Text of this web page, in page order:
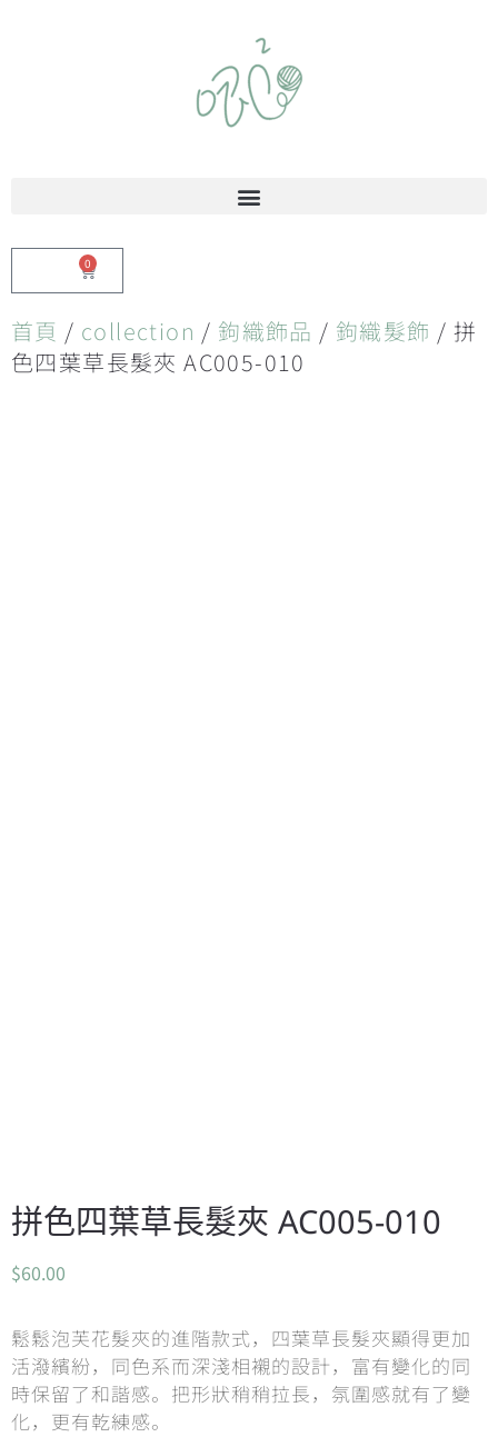
0
首頁 / collection / 鉤織飾品 / 鉤織髮飾 / 拼
色四葉草長髮夾 AC005-010
拼色四葉草長髮夾 AC005-010
$60.00
鬆鬆泡芙花髮夾的進階款式，四葉草長髮夾顯得更加
活潑繽紛，同色系而深淺相襯的設計，富有變化的同
時保留了和諧感。把形狀稍稍拉長，氛圍感就有了變
化，更有乾練感。